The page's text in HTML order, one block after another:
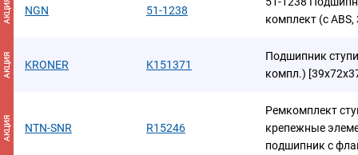
АКЦИЯ NGN 51-1238
комплект (с
АКЦИЯ KRONER K151371
Подшипник
компл.)
АКЦИЯ NTN-SNR R15246
Ремкомплект
крепежные
подшипник с